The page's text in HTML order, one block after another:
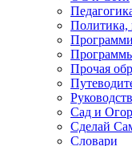
Политика,
Прочая
Сад и
Сделай
Словари